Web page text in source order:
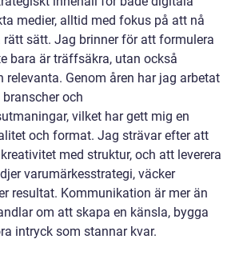
medier, alltid med fokus på att nå
sätt. Jag brinner för att formulera
bara är träffsäkra, utan också
relevanta. Genom åren har jag arbetat
och
vilket har gett mig en
och format. Jag strävar efter att
med struktur, och att leverera
varumärkesstrategi, väcker
resultat. Kommunikation är mer än
om att skapa en känsla, bygga
intryck som stannar kvar.